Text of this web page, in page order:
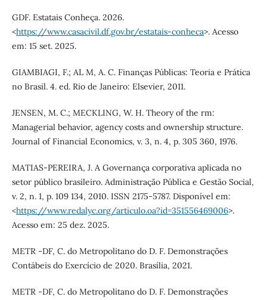
GDF. Estatais Conheça. 2026.
<https://www.casacivil.df.gov.br/estatais-conheca>. Acesso
em: 15 set. 2025.
GIAMBIAGI, F.; AL M, A. C. Finanças Públicas: Teoria e Prática
no Brasil. 4. ed. Rio de Janeiro: Elsevier, 2011.
JENSEN, M. C.; MECKLING, W. H. Theory of the rm:
Managerial behavior, agency costs and ownership structure.
Journal of Financial Economics, v. 3, n. 4, p. 305 360, 1976.
MATIAS-PEREIRA, J. A Governança corporativa aplicada no
setor público brasileiro. Administração Pública e Gestão Social,
v. 2, n. 1, p. 109 134, 2010. ISSN 2175-5787. Disponível em:
<https://www.redalyc.org/articulo.oa?id=351556469006>.
Acesso em: 25 dez. 2025.
METR -DF, C. do Metropolitano do D. F. Demonstrações
Contábeis do Exercício de 2020. Brasília, 2021.
METR -DF, C. do Metropolitano do D. F. Demonstrações